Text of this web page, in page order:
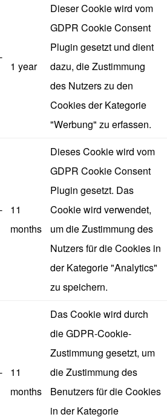
1 year
Dieser Cookie wird vom
GDPR Cookie Consent
Plugin gesetzt und dient
dazu, die Zustimmung
des Nutzers zu den
Cookies der Kategorie
"Werbung" zu erfassen.
11
months
Dieses Cookie wird vom
GDPR Cookie Consent
Plugin gesetzt. Das
Cookie wird verwendet,
um die Zustimmung des
Nutzers für die Cookies in
der Kategorie "Analytics"
zu speichern.
11
months
Das Cookie wird durch
die GDPR-Cookie-
Zustimmung gesetzt, um
die Zustimmung des
Benutzers für die Cookies
in der Kategorie